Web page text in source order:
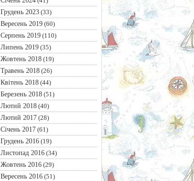
Грудень 2023(33)
Вересень 2019(60)
Серпень 2019(110)
Липень 2019(35)
Жовтень 2018(19)
Травень 2018(26)
Квітень 2018(44)
Березень 2018(51)
Лютий 2018(40)
Лютий 2017(28)
Січень 2017(61)
Грудень 2016(19)
Листопад 2016(34)
Жовтень 2016(29)
Вересень 2016(51)